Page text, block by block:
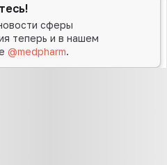
сферы
теперь и в нашем
@medpharm.